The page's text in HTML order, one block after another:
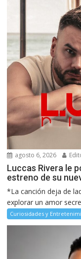
agosto 6, 2026
Luccas Rivera le
estreno de su
*La canción deja de
explorar un amor
Curiosidades y